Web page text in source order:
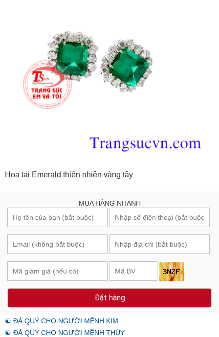
Hoa tai Emerald thiên nhiên vàng tây
MUA HÀNG NHANH
Đặt hàng
☯ ĐÁ QUÝ CHO NGƯỜI MỆNH KIM
☯ ĐÁ QUÝ CHO NGƯỜI MỆNH THỦY